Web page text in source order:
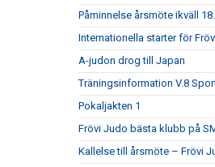
Påminnelse årsmöte ikväll
Internationella starter för
A-judon drog till Japan
Träningsinformation V.8
Pokaljakten 1
Frövi Judo bästa klubb på
Kallelse till årsmöte – Frövi